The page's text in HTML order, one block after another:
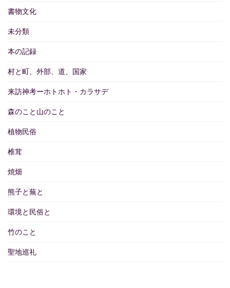
書物文化
未分類
本の記録
村と町、外部、道、国家
来訪神考ーホトホト・カラサデ
森のこと山のこと
植物民俗
椎茸
焼畑
熊子と蕪と
環境と民俗と
竹のこと
聖地巡礼